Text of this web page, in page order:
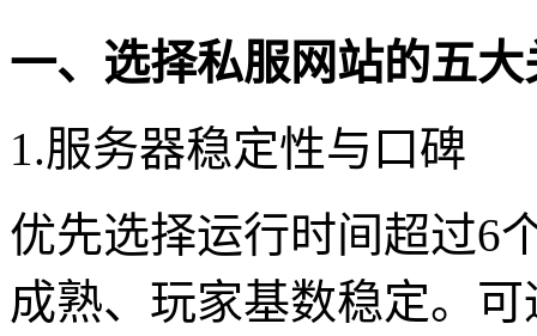
一、选择私服网站的五
1.服务器稳定性与口碑
优先选择运行时间超过6
成熟、玩家基数稳定。